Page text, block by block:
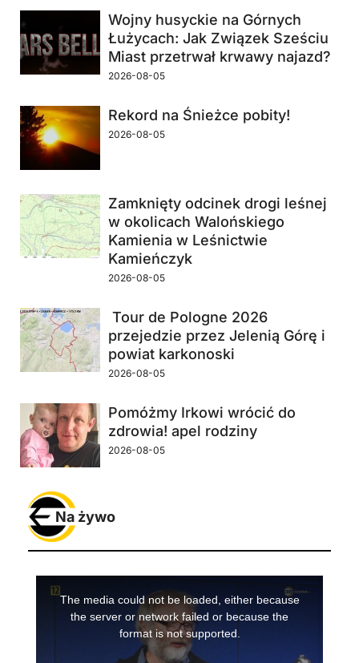
Wojny husyckie na Górnych
Łużycach: Jak Związek Sześciu
Miast przetrwał krwawy najazd?
2026-08-05
Rekord na Śnieżce pobity!
2026-08-05
Zamknięty odcinek drogi leśnej
w okolicach Walońskiego
Kamienia w Leśnictwie
Kamieńczyk
2026-08-05
Tour de Pologne 2026
przejedzie przez Jelenią Górę i
powiat karkonoski
2026-08-05
Pomóżmy Irkowi wrócić do
zdrowia! apel rodziny
2026-08-05
Na żywo